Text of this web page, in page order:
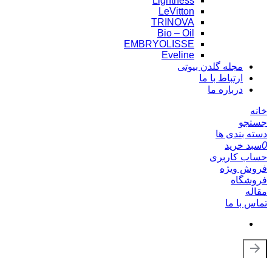
LeVitton
TRINOVA
Bio – Oil
EMBRYOLISSE
Eveline
مجله گلدن بیوتی
ارتباط با ما
درباره ما
خانه
جستجو
دسته بندی ها
0سبد خرید
حساب کاربری
فروش ویژه
فروشگاه
مقاله
تماس با ما